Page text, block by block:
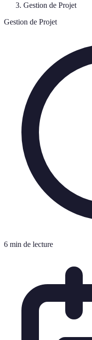
Gestion de Projet
Gestion de Projet
6 min de lecture